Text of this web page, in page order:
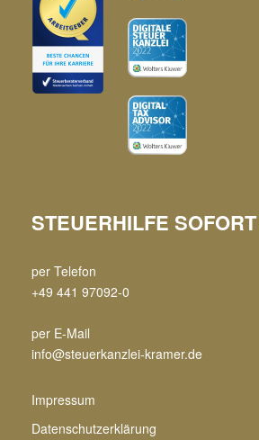
STEUERHILFE SOFORT
per Telefon
+49 441 97092-0
per E-Mail
info@steuerkanzlei-kramer.de
Impressum
Datenschutzerklärung